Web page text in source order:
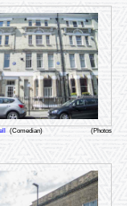
(Comedian)
(Photos